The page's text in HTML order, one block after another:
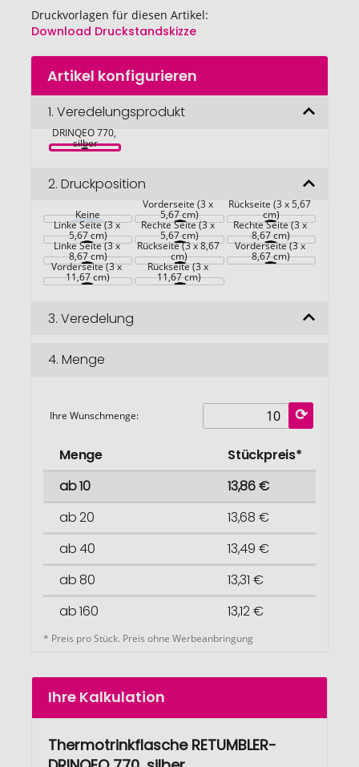
Druckvorlagen für diesen Artikel:
Download Druckstandskizze
Zum
Anfang
Bildgalerie
springen
Artikel konfigurieren
1. Veredelungsprodukt
Thermotrinkflasche
DRINQEO 770,
silber
2. Druckposition
Keine
Vorderseite (3 x
5,67 cm)
Rückseite (3 x 5,67
cm)
Linke Seite (3 x
5,67 cm)
Rechte Seite (3 x
5,67 cm)
Rechte Seite (3 x
8,67 cm)
Linke Seite (3 x
8,67 cm)
Rückseite (3 x 8,67
cm)
Vorderseite (3 x
8,67 cm)
Vorderseite (3 x
11,67 cm)
Rückseite (3 x
11,67 cm)
3. Veredelung
4. Menge
Ihre Wunschmenge:
Menge
Stückpreis*
ab 10
13,86 €
ab 20
13,68 €
ab 40
13,49 €
ab 80
13,31 €
ab 160
13,12 €
* Preis pro Stück. Preis ohne Werbeanbringung
Ihre Kalkulation
Thermotrinkflasche RETUMBLER-